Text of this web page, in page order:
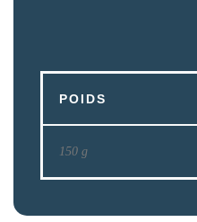
POIDS
150 g